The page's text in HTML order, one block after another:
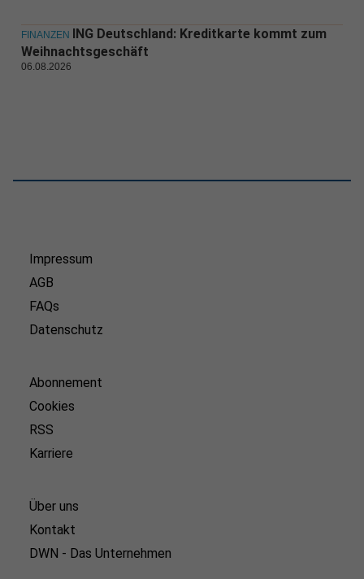
FINANZEN
ING Deutschland: Kreditkarte kommt zum
Weihnachtsgeschäft
06.08.2026
Impressum
AGB
FAQs
Datenschutz
Abonnement
Cookies
RSS
Karriere
Über uns
Kontakt
DWN - Das Unternehmen